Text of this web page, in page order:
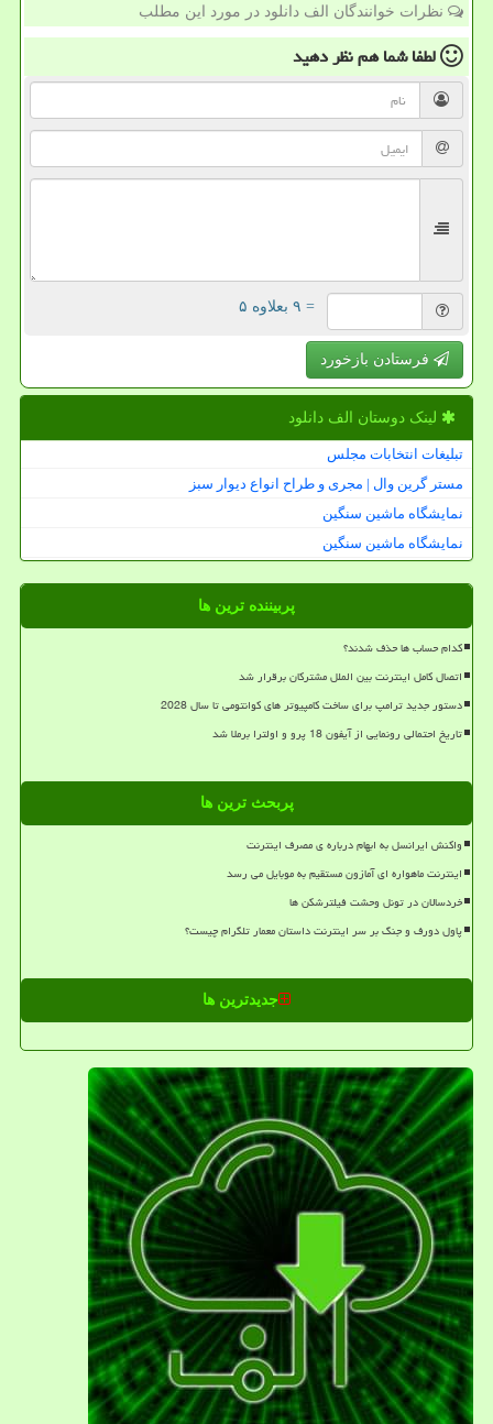
نظرات خوانندگان الف دانلود در مورد این مطلب
لطفا شما همنظر دهید
= ۹ بعلاوه ۵
فرستادن بازخورد
لینک دوستان الف دانلود
تبلیغات انتخابات مجلس
مستر گرین وال | مجری و طراح انواع دیوار سبز
نمایشگاه ماشین سنگین
نمایشگاه ماشین سنگین
پربیننده ترین ها
کدام حساب ها حذف شدند؟
اتصال کامل اینترنت بین الملل مشترکان برقرار شد
دستور جدید ترامپ برای ساخت کامپیوتر های کوانتومی تا سال 2028
تاریخ احتمالی رونمایی از آیفون 18 پرو و اولترا برملا شد
پربحث ترین ها
واکنش ایرانسل به ابهام درباره ی مصرف اینترنت
اینترنت ماهواره ای آمازون مستقیم به موبایل می رسد
خردسالان در تونل وحشت فیلترشکن ها
پاول دورف و جنگ بر سر اینترنت داستان معمار تلگرام چیست؟
جدیدترین ها